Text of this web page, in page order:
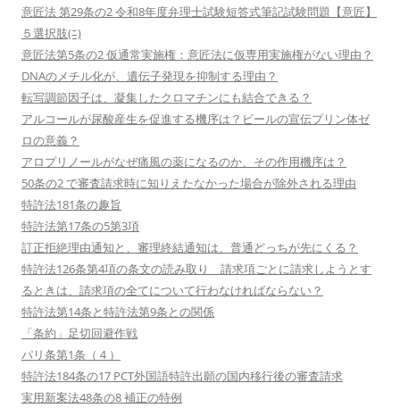
意匠法 第29条の2 令和8年度弁理士試験短答式筆記試験問題【意匠】
５選択肢(ﾆ)
意匠法第5条の2 仮通常実施権：意匠法に仮専用実施権がない理由？
DNAのメチル化が、遺伝子発現を抑制する理由？
転写調節因子は、凝集したクロマチンにも結合できる？
アルコールが尿酸産生を促進する機序は？ビールの宣伝プリン体ゼ
ロの意義？
アロプリノールがなぜ痛風の薬になるのか、その作用機序は？
50条の2 で審査請求時に知りえたなかった場合が除外される理由
特許法181条の趣旨
特許法第17条の5第3項
訂正拒絶理由通知と、審理終結通知は、普通どっちが先にくる？
特許法126条第4項の条文の読み取り 請求項ごとに請求しようとす
るときは、請求項の全てについて行わなければならない？
特許法第14条と特許法第9条との関係
「条約」足切回避作戦
パリ条第1条（４）
特許法184条の17 PCT外国語特許出願の国内移行後の審査請求
実用新案法48条の8 補正の特例